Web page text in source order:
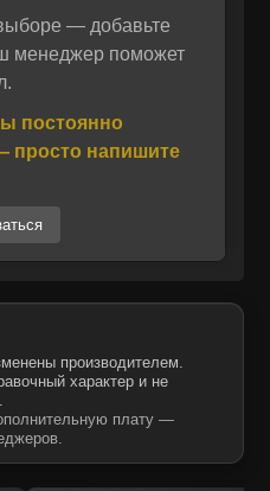
персональных данных.
персональных данных.
и снижению
Запчасти MTK
и
с оригинальными
MTK — это
кто ценит качество
форсунки
строительной и
цены и ресурса, а
совместимость с
от MTK
— добавьте
менеджер поможет
постоянно
просто напишите
производителем.
характер и не
плату —